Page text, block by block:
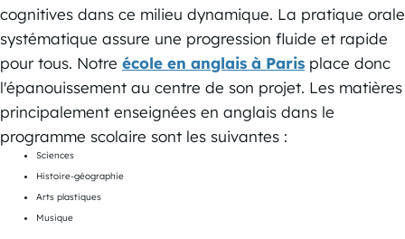
cognitives dans ce milieu dynamique. La pratique orale
systématique assure une progression fluide et rapide
pour tous. Notre école en anglais à Paris place donc
l'épanouissement au centre de son projet. Les matières
principalement enseignées en anglais dans le
programme scolaire sont les suivantes :
Sciences
Histoire-géographie
Arts plastiques
Musique